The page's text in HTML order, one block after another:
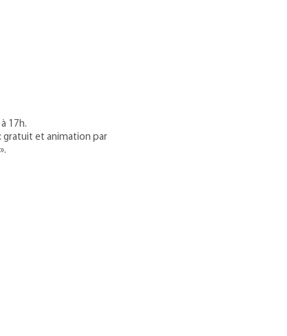
17h.
gratuit et animation par